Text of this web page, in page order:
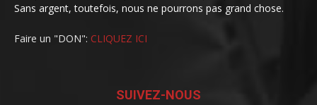
Sans argent, toutefois, nous ne pourrons pas grand chose.
Faire un "DON": CLIQUEZ ICI
SUIVEZ-NOUS